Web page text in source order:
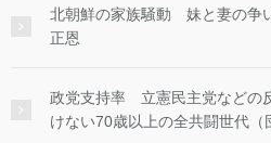
北朝鮮の家族騒動 妹と妻の争
正恩
政党支持率 立憲民主党などの
けない70歳以上の全共闘世代（